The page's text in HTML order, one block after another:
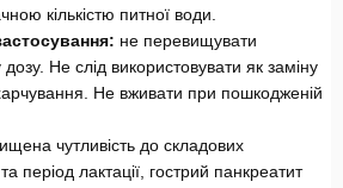
кількістю питної води.
не перевищувати
Не слід використовувати як заміну
Не вживати при пошкодженій
чутливість до складових
та період лактації, гострий панкреатит